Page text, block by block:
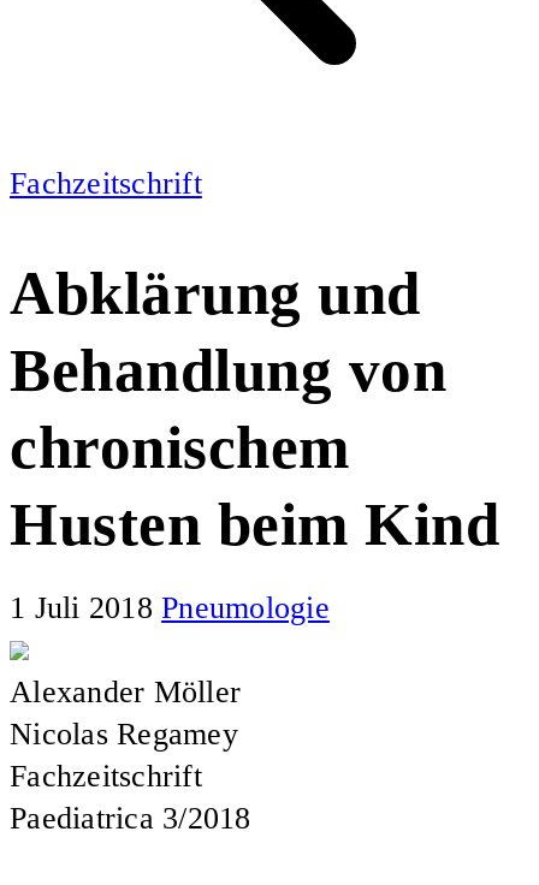
Fachzeitschrift
Abklärung und
Behandlung von
chronischem
Husten beim Kind
1 Juli 2018 Pneumologie
Alexander Möller
Nicolas Regamey
Fachzeitschrift
Paediatrica 3/2018